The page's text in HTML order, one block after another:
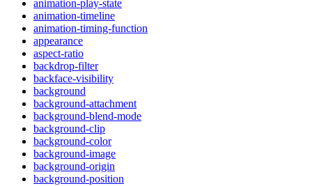
animation-play-state
animation-timeline
animation-timing-function
appearance
aspect-ratio
backdrop-filter
backface-visibility
background
background-attachment
background-blend-mode
background-clip
background-color
background-image
background-origin
background-position